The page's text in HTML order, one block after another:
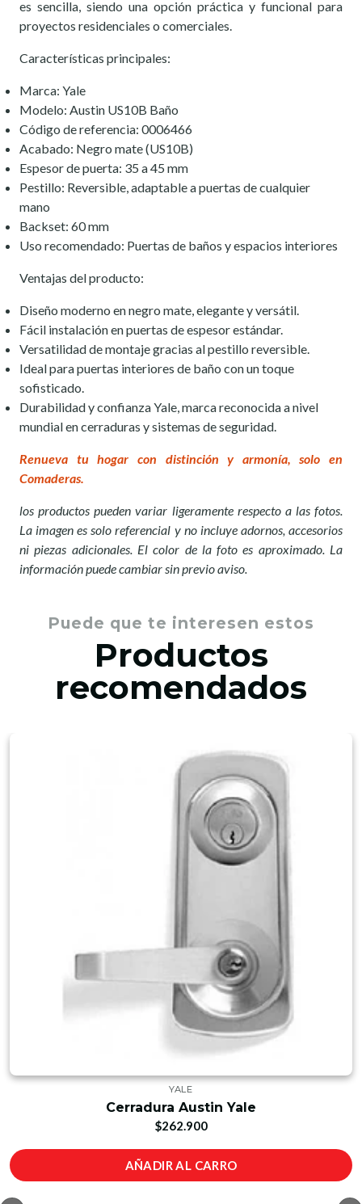
es sencilla, siendo una opción práctica y funcional para
proyectos residenciales o comerciales.
Características principales:
Marca: Yale
Modelo: Austin US10B Baño
Código de referencia: 0006466
Acabado: Negro mate (US10B)
Espesor de puerta: 35 a 45 mm
Pestillo: Reversible, adaptable a puertas de cualquier
mano
Backset: 60 mm
Uso recomendado: Puertas de baños y espacios interiores
Ventajas del producto:
Diseño moderno en negro mate, elegante y versátil.
Fácil instalación en puertas de espesor estándar.
Versatilidad de montaje gracias al pestillo reversible.
Ideal para puertas interiores de baño con un toque
sofisticado.
Durabilidad y confianza Yale, marca reconocida a nivel
mundial en cerraduras y sistemas de seguridad.
Renueva tu hogar con distinción y armonía, solo en
Comaderas.
los productos pueden variar ligeramente respecto a las fotos.
La imagen es solo referencial y no incluye adornos, accesorios
ni piezas adicionales. El color de la foto es aproximado. La
información puede cambiar sin previo aviso.
Puede que te interesen estos
Productos
recomendados
YALE
Cerradura Austin Yale
$262.900
AÑADIR AL CARRO